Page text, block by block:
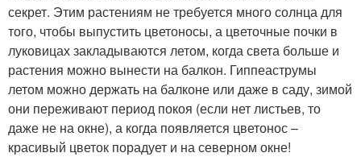
секрет. Этим растениям не требуется много солнца для
того, чтобы выпустить цветоносы, а цветочные почки в
луковицах закладываются летом, когда света больше и
растения можно вынести на балкон. Гиппеаструмы
летом можно держать на балконе или даже в саду, зимой
они переживают период покоя (если нет листьев, то
даже не на окне), а когда появляется цветонос –
красивый цветок порадует и на северном окне!